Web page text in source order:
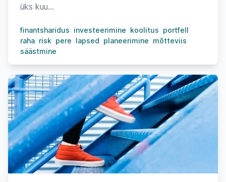
üks kuu...
finantsharidus investeerimine koolitus portfell
raha risk pere lapsed planeerimine mõtteviis
säästmine